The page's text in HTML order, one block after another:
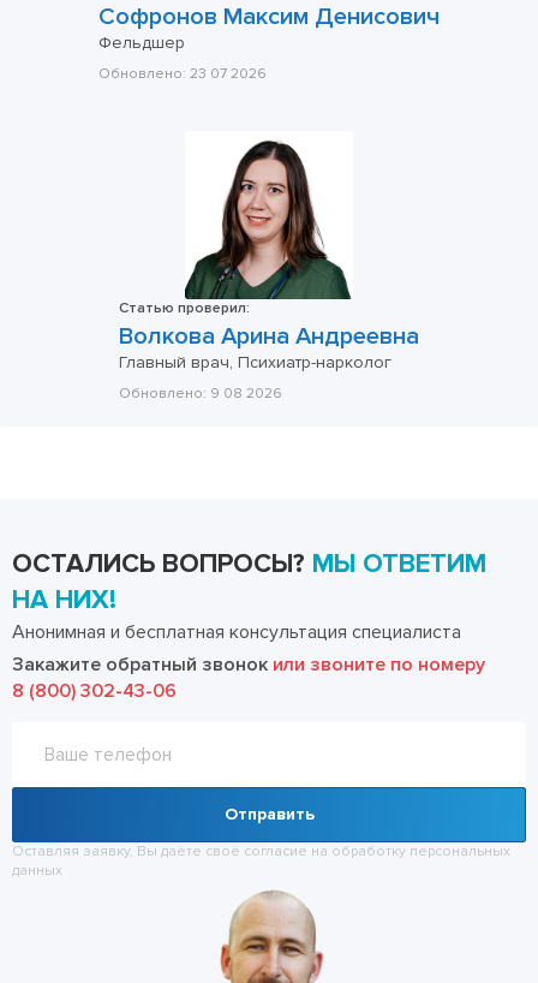
Софронов Максим Денисович
Фельдшер
Обновлено: 23 07 2026
Статью проверил:
Волкова Арина Андреевна
Главный врач, Психиатр-нарколог
Обновлено: 9 08 2026
ОСТАЛИСЬ ВОПРОСЫ? МЫ ОТВЕТИМ
НА НИХ!
Анонимная и бесплатная консультация специалиста
Закажите обратный звонок или звоните по номеру
8 (800) 302-43-06
Отправить
Оставляя заявку, Вы даёте своё согласие на обработку персональных
данных